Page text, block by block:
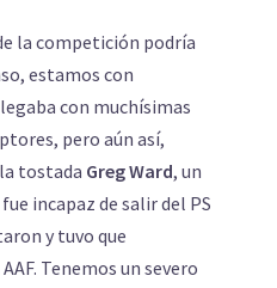
la competición podría
estamos con
con muchísimas
pero aún así,
tostada Greg Ward, un
incapaz de salir del PS
y tuvo que
Tenemos un severo